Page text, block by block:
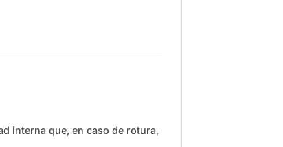
interna que, en caso de rotura,